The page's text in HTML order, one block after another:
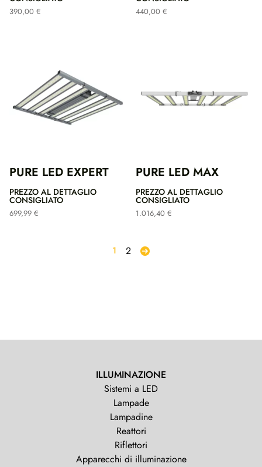
390,00 € 440,00 €
PURE LED EXPERT
PREZZO AL DETTAGLIO
CONSIGLIATO
699,99 €
PURE LED MAX
PREZZO AL DETTAGLIO
CONSIGLIATO
1.016,40 €
1 2
ILLUMINAZIONE
Sistemi a LED
Lampade
Lampadine
Reattori
Riflettori
Apparecchi di illuminazione